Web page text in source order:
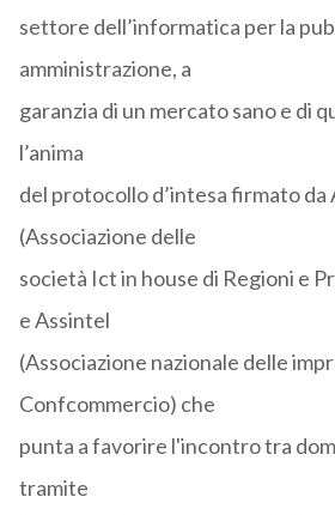
settore dell’informatica per la
amministrazione, a
garanzia di un mercato sano e di
l’anima
del protocollo d’intesa firmato da
(Associazione delle
società Ict in house di Regioni e
e Assintel
(Associazione nazionale delle
Confcommercio) che
punta a favorire l'incontro tra
tramite